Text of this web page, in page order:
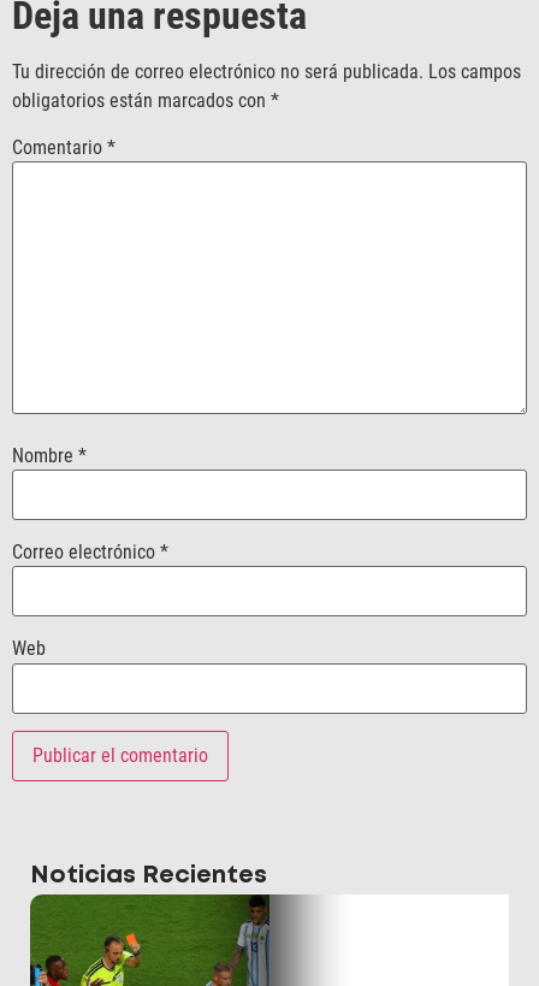
Deja una respuesta
Tu dirección de correo electrónico no será publicada. Los campos
obligatorios están marcados con *
Comentario *
Nombre *
Correo electrónico *
Web
Noticias Recientes